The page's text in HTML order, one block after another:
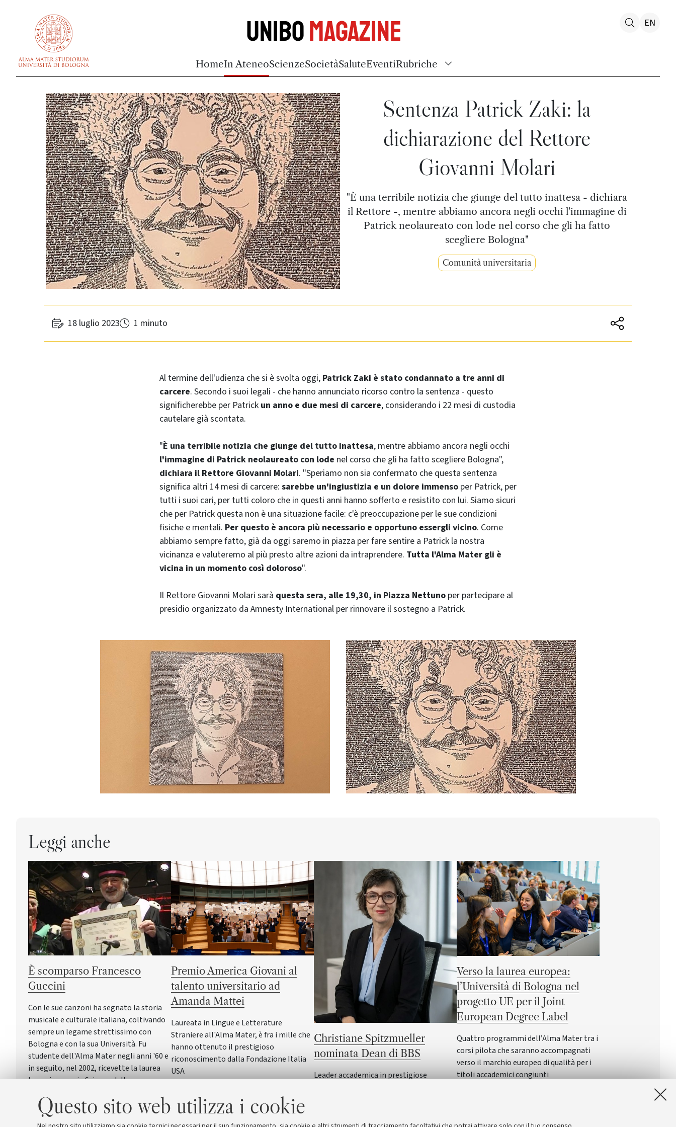
Questo sito web utilizza i cookie
UniboMagazine
HomeIn AteneoScienzeSocietàSaluteEventiRubriche
EN
Sentenza Patrick Zaki: la
dichiarazione del Rettore
Giovanni Molari
"È una terribile notizia che giunge del tutto inattesa - dichiara
il Rettore -, mentre abbiamo ancora negli occhi l'immagine di
Patrick neolaureato con lode nel corso che gli ha fatto
scegliere Bologna"
Comunità universitaria
18 luglio 2023 1 minuto
Al termine dell'udienza che si è svolta oggi, Patrick Zaki è stato condannato a tre anni di
carcere. Secondo i suoi legali - che hanno annunciato ricorso contro la sentenza - questo
significherebbe per Patrick un anno e due mesi di carcere, considerando i 22 mesi di custodia
cautelare già scontata.
"È una terribile notizia che giunge del tutto inattesa, mentre abbiamo ancora negli occhi
l'immagine di Patrick neolaureato con lode nel corso che gli ha fatto scegliere Bologna",
dichiara il Rettore Giovanni Molari. "Speriamo non sia confermato che questa sentenza
significa altri 14 mesi di carcere: sarebbe un'ingiustizia e un dolore immenso per Patrick, per
tutti i suoi cari, per tutti coloro che in questi anni hanno sofferto e resistito con lui. Siamo sicuri
che per Patrick questa non è una situazione facile: c'è preoccupazione per le sue condizioni
fisiche e mentali. Per questo è ancora più necessario e opportuno essergli vicino. Come
abbiamo sempre fatto, già da oggi saremo in piazza per fare sentire a Patrick la nostra
vicinanza e valuteremo al più presto altre azioni da intraprendere. Tutta l'Alma Mater gli è
vicina in un momento così doloroso".
Il Rettore Giovanni Molari sarà questa sera, alle 19,30, in Piazza Nettuno per partecipare al
presidio organizzato da Amnesty International per rinnovare il sostegno a Patrick.
Leggi anche
È scomparso Francesco
Guccini
Con le sue canzoni ha segnato la storia
musicale e culturale italiana, coltivando
sempre un legame strettissimo con
Bologna e con la sua Università. Fu
studente dell'Alma Mater negli anni '60 e
in seguito, nel 2002, ricevette la laurea
honoris causa in Scienze della
Premio America Giovani al
talento universitario ad
Amanda Mattei
Laureata in Lingue e Letterature
Straniere all'Alma Mater, è fra i mille che
hanno ottenuto il prestigioso
riconoscimento dalla Fondazione Italia
USA
Christiane Spitzmueller
nominata Dean di BBS
Leader accademica in prestigiose
dal 15 settembre
Verso la laurea europea:
l’Università di Bologna nel
progetto UE per il Joint
European Degree Label
Quattro programmi dell’Alma Mater tra i
corsi pilota che saranno accompagnati
verso il marchio europeo di qualità per i
titoli accademici congiunti